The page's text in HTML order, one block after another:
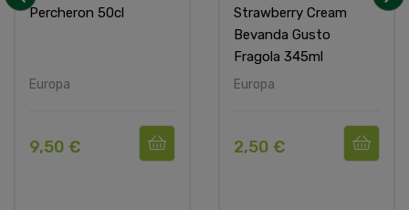
Percheron 50cl
Europa
9,50 €
Strawberry Cream
Bevanda Gusto
Fragola 345ml
Europa
2,50 €